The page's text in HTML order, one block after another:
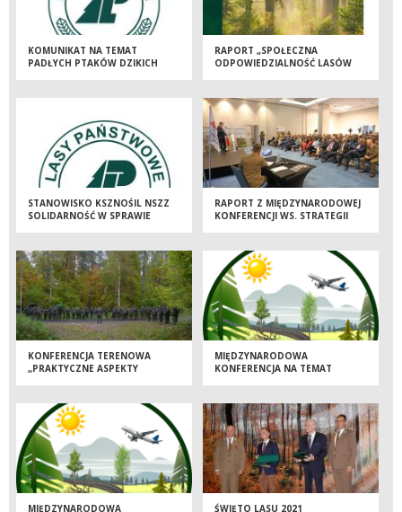
KOMUNIKAT NA TEMAT
PADŁYCH PTAKÓW DZIKICH
RAPORT „SPOŁECZNA
ODPOWIEDZIALNOŚĆ LASÓW
STANOWISKO KSZNOŚIL NSZZ
SOLIDARNOŚĆ W SPRAWIE
RAPORT Z MIĘDZYNARODOWEJ
KONFERENCJI WS. STRATEGII
KONFERENCJA TERENOWA
„PRAKTYCZNE ASPEKTY
OLESZYCE”
MIĘDZYNARODOWA
KONFERENCJA NA TEMAT
MIĘDZYNARODOWA ŚWIĘTO LASU 2021